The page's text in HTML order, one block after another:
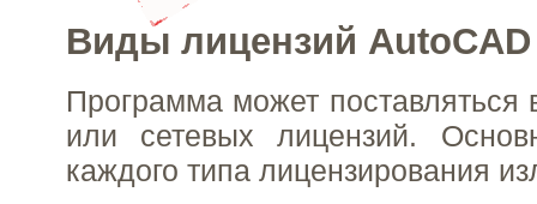
Виды лицензий
Программа может поставляться
или сетевых лицензий.
каждого типа лицензирования